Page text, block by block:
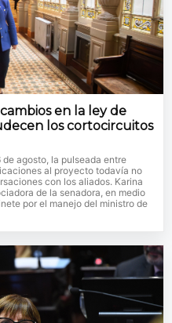
en la ley de
los cortocircuitos
agosto, la pulseada entre
al proyecto todavía no
con los aliados. Karina
de la senadora, en medio
por el manejo del ministro de